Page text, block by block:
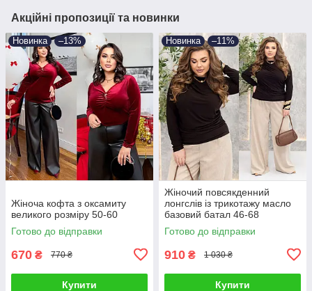
Акційні пропозиції та новинки
Новинка –13%
Жіноча кофта з оксамиту
великого розміру 50-60
Готово до відправки
670 ₴ 770 ₴
Купити
Новинка –11%
Жіночий повсякденний
лонгслів із трикотажу масло
базовий батал 46-68
Готово до відправки
910 ₴ 1 030 ₴
Купити